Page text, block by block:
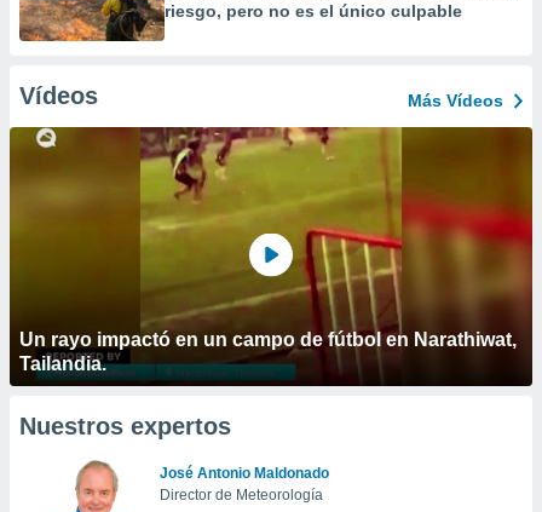
riesgo, pero no es el único culpable
Vídeos Más Vídeos
Un rayo impactó en un campo de fútbol en Narathiwat,
Tailandia.
Nuestros expertos
José Antonio Maldonado
Director de Meteorología